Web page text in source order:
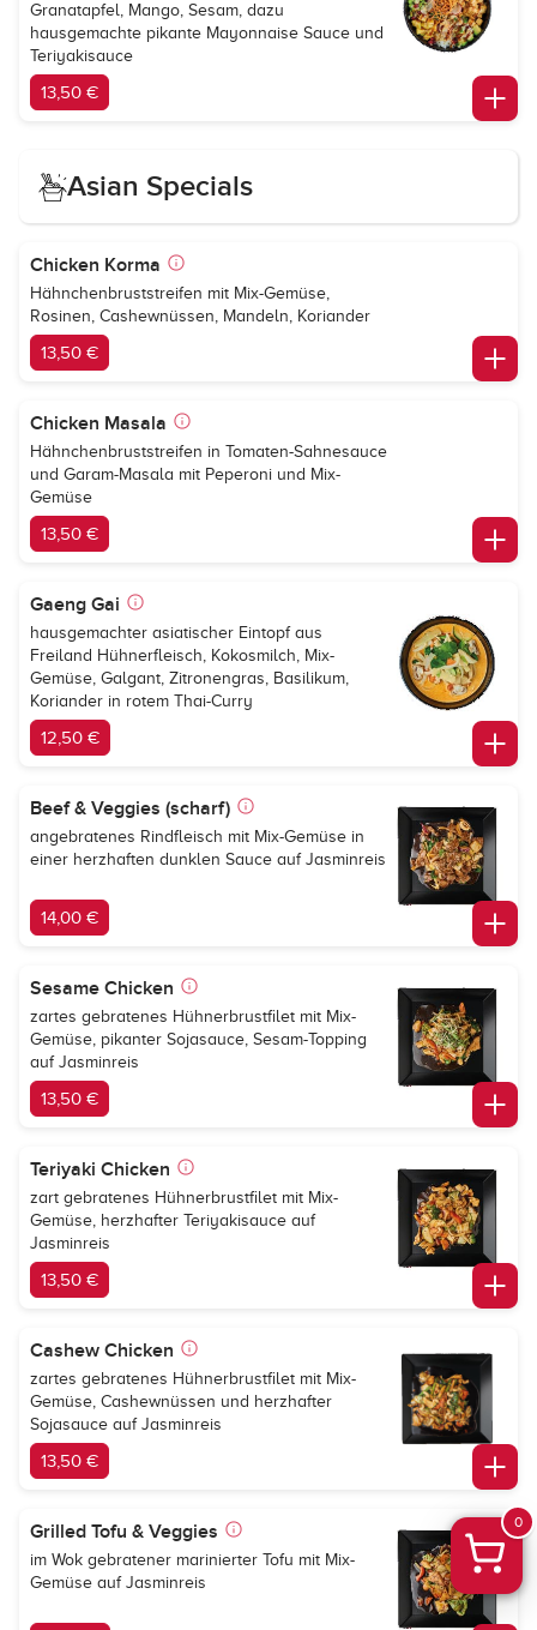
Granatapfel, Mango, Sesam, dazu
hausgemachte pikante Mayonnaise Sauce und
Teriyakisauce
13,50 €
Asian Specials
Chicken Korma
Hähnchenbruststreifen mit Mix-Gemüse,
Rosinen, Cashewnüssen, Mandeln, Koriander
13,50 €
Chicken Masala
Hähnchenbruststreifen in Tomaten-Sahnesauce
und Garam-Masala mit Peperoni und Mix-
Gemüse
13,50 €
Gaeng Gai
hausgemachter asiatischer Eintopf aus
Freiland Hühnerfleisch, Kokosmilch, Mix-
Gemüse, Galgant, Zitronengras, Basilikum,
Koriander in rotem Thai-Curry
12,50 €
Beef & Veggies (scharf)
angebratenes Rindfleisch mit Mix-Gemüse in
einer herzhaften dunklen Sauce auf Jasminreis
14,00 €
Sesame Chicken
zartes gebratenes Hühnerbrustfilet mit Mix-
Gemüse, pikanter Sojasauce, Sesam-Topping
auf Jasminreis
13,50 €
Teriyaki Chicken
zart gebratenes Hühnerbrustfilet mit Mix-
Gemüse, herzhafter Teriyakisauce auf
Jasminreis
13,50 €
Cashew Chicken
zartes gebratenes Hühnerbrustfilet mit Mix-
Gemüse, Cashewnüssen und herzhafter
Sojasauce auf Jasminreis
13,50 €
Grilled Tofu & Veggies
im Wok gebratener marinierter Tofu mit Mix-
Gemüse auf Jasminreis
0